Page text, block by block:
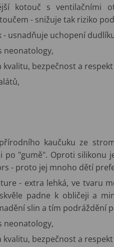
kotouč s ventilačními
- snižuje tak riziko
- usnadňuje uchopení
neonatology,
bezpečnost a
kaučuku ze
po "gumě". Oproti silikonu
- proto jej mnoho dětí
- extra lehká, ve tvaru
padne k obličeji a
slin a tím podráždění
neonatology,
bezpečnost a